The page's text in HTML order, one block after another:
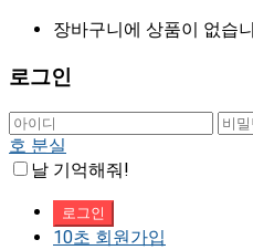
장바구니에 상품이 없습
로그인
호 분실
날 기억해줘!
10초 회원가입